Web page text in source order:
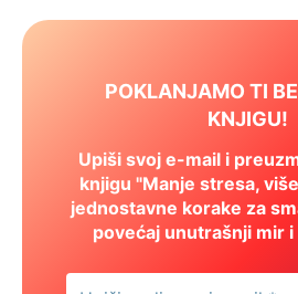
POKLANJAMO TI
KNJIGU!
Upiši svoj e-mail i
knjigu "Manje stresa,
jednostavne korake za
povećaj unutrašnji mir